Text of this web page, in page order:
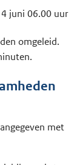
juni 06.00 uur
omgeleid.
met